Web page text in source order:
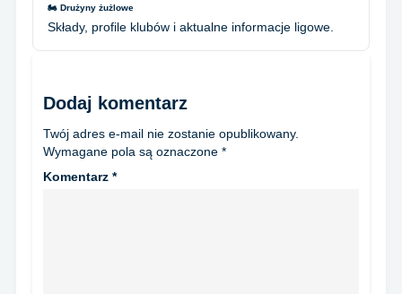
🏍️ Drużyny żużlowe
Składy, profile klubów i aktualne informacje ligowe.
Dodaj komentarz
Twój adres e-mail nie zostanie opublikowany.
Wymagane pola są oznaczone *
Komentarz *